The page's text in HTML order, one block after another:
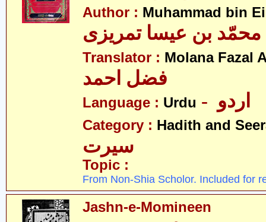
Author : Muhammad bin
Translator : Molana Fazal
فضل احمد
Language : Urdu
Category : Hadith and
سیرت
Topic :
From Non-Shia Scholor. Included for
Jashn-e-Momineen